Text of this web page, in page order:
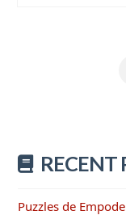
RECENT
Puzzles de